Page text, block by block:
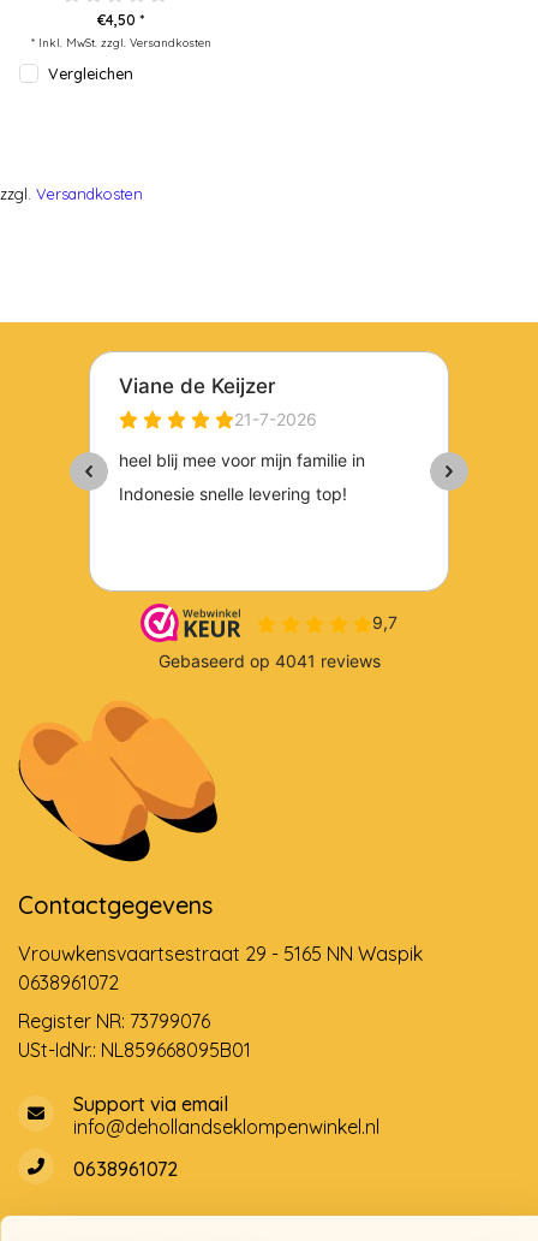
€4,50 *
* Inkl. MwSt. zzgl. Versandkosten
Vergleichen
zzgl. Versandkosten
Contactgegevens
Vrouwkensvaartsestraat 29 - 5165 NN Waspik
0638961072
Register NR: 73799076
USt-IdNr.: NL859668095B01
Support via email
info@dehollandseklompenwinkel.nl
0638961072